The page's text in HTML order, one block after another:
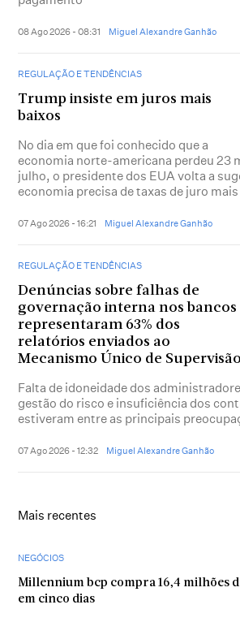
08 Ago 2026 - 08:31 Miguel Alexandre Ganhão
REGULAÇÃO E TENDÊNCIAS
Trump insiste em juros mais
baixos
No dia em que foi conhecido que a
economia norte-americana perdeu 23
julho, o presidente dos EUA volta a
economia precisa de taxas de juro
07 Ago 2026 - 16:21 Miguel Alexandre Ganhão
REGULAÇÃO E TENDÊNCIAS
Denúncias sobre falhas de
governação interna nos bancos
representaram 63% dos
relatórios enviados ao
Mecanismo Único de Supervisão
Falta de idoneidade dos
gestão do risco e insuficiência dos
estiveram entre as principais
07 Ago 2026 - 12:32 Miguel Alexandre Ganhão
Mais recentes
NEGÓCIOS
Millennium bcp compra 16,4 milhões
em cinco dias